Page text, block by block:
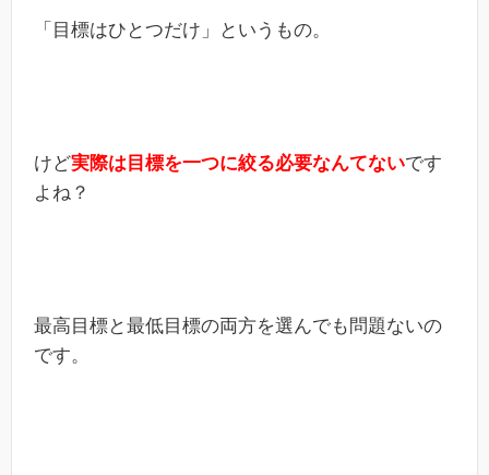
「目標はひとつだけ」というもの。
けど実際は目標を一つに絞る必要なんてないです
よね？
最高目標と最低目標の両方を選んでも問題ないの
です。